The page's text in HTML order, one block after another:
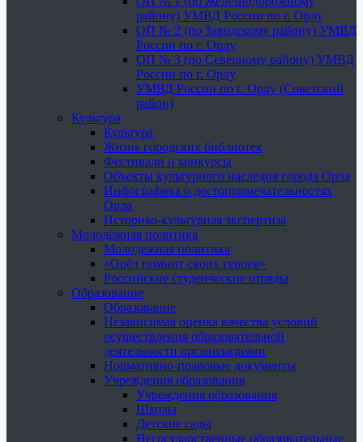
району) УМВД России по г. Орлу
ОП № 2 (по Заводскому району) УМВД
России по г. Орлу
ОП № 3 (по Северному району) УМВД
России по г. Орлу
УМВД России по г. Орлу (Советский
район)
Культура
Культура
Жизнь городских библиотек
Фестивали и конкурсы
Объекты культурного наследия города Орла
Инфографика о достопримечательностях
Орла
Историко-культурная экспертиза
Молодёжная политика
Молодёжная политика
«Орёл помнит своих героев»
Российские студенческие отряды
Образование
Образование
Независимая оценка качества условий
осуществления образовательной
деятельности организациями
Нормативно-правовые документы
Учреждения образования
Учреждения образования
Школы
Детские сады
Негосударственные образовательные